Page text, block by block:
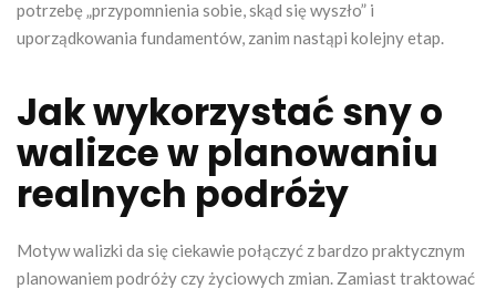
potrzebę „przypomnienia sobie, skąd się wyszło” i
uporządkowania fundamentów, zanim nastąpi kolejny etap.
Jak wykorzystać sny o
walizce w planowaniu
realnych podróży
Motyw walizki da się ciekawie połączyć z bardzo praktycznym
planowaniem podróży czy życiowych zmian. Zamiast traktować